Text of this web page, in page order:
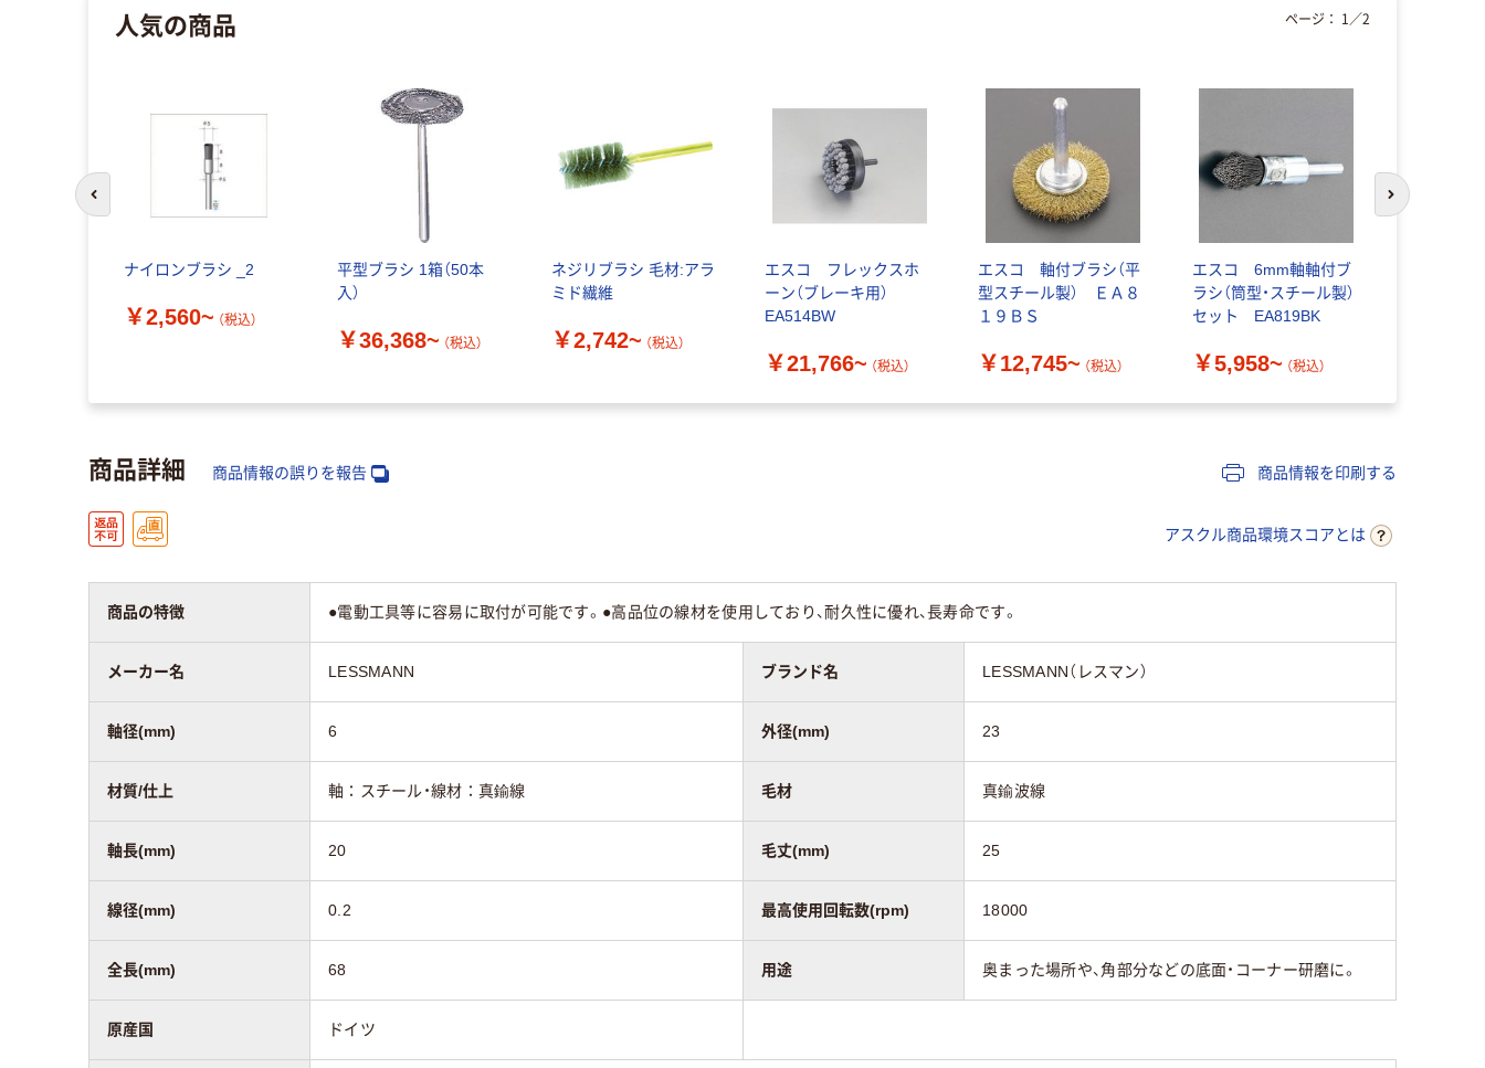
人気の商品
ナイロンブラシ _2
￥2,560~ （税込）
平型ブラシ 1箱（50本
入）
￥36,368~ （税込）
ネジリブラシ 毛材:アラ
ミド繊維
￥2,742~ （税込）
エスコ フレックスホ
ーン（ブレーキ用）
EA514BW
￥21,766~ （税込）
エスコ 軸付ブラシ（平
型スチール製） ＥＡ８
１９ＢＳ
￥12,745~ （税込）
エスコ 6mm軸軸付ブ
ラシ（筒型・スチール製）
セット EA819BK
￥5,958~ （税込）
ページ： 1 ／2
前のスライドへ 次のスライド
商品詳細 商品情報の誤りを報告 商品情報を印刷する
アスクル商品環境スコアとは
商品の特徴 ●電動工具等に容易に取付が可能です。●高品位の線材を使用しており、耐久性に優れ、長寿命です。
メーカー名 LESSMANN ブランド名 LESSMANN（レスマン）
軸径(mm) 6 外径(mm) 23
材質/仕上 軸：スチール・線材：真鍮線 毛材 真鍮波線
軸長(mm) 20 毛丈(mm) 25
線径(mm) 0.2 最高使用回転数(rpm) 18000
全長(mm) 68 用途 奥まった場所や、角部分などの底面・コーナー研磨に。
原産国 ドイツ